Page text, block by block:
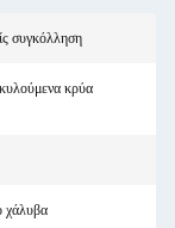
συγκόλληση
κρύα
χάλυβα